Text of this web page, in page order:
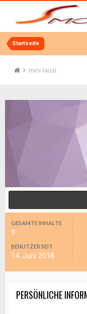
Startseite
mini-lausi
GESAMTE INHALTE
9
BENUTZER SEIT
14. Juni 2018
PERSÖNLICHE